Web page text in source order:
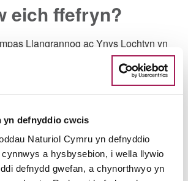
yn defnyddio cwcis
Naturiol Cymru yn defnyddio
a hysbysebion, i wella llywio
defnydd gwefan, a chynorthwyo yn
eich ffefryn?
Llangrannog ac Ynys Lochtyn yn
Fel miloedd o blant ysgol, bues
hyd y clogwyni wrth ymweld â
Llangrannog. Yno gwelais hebog tramor
a charreg Bica, a’r golygfeydd o
arfordir creigiog gogledd Sir Benfro,
a’i chlogwyni anghysbell. Mae